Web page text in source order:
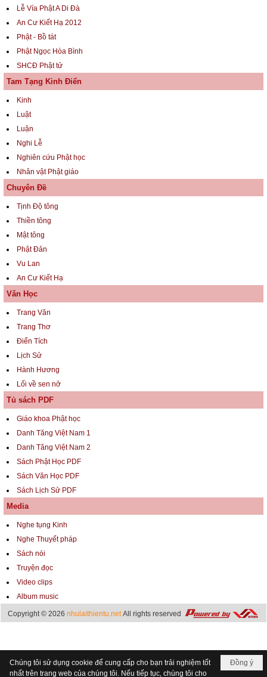
Lễ Vía Phật A Di Đà
An Cư Kiết Hạ 2012
Phật - Bồ tát
Phật Ngọc Hòa Bình
SHCĐ Phật tử
Tam Tạng Kinh Điển
Kinh
Luật
Luận
Nghi Lễ
Nghiên cứu Phật học
Nhân vật Phật giáo
Chuyên Đề
Tịnh Độ tông
Thiền tông
Mật tông
Phật Đản
Vu Lan
An Cư Kiết Hạ
Văn Học
Trang Văn
Trang Thơ
Điển Tích
Lịch Sử
Hành Hương
Lối về sen nở
Tủ sách PDF
Giáo khoa Phật học
Danh Tăng Việt Nam 1
Danh Tăng Việt Nam 2
Sách Phật Học PDF
Sách Văn Học PDF
Sách Lịch Sử PDF
Media
Nghe tụng Kinh
Nghe Thuyết pháp
Sách nói
Truyện đọc
Video clips
Album music
Copyright © 2026 nhulaithientu.netAll rights reserved
Đồng ý
Chúng tôi sử dụng cookie để cung cấp cho bạn trải nghiệm tốt
nhất trên trang web của chúng tôi. Nếu tiếp tục, chúng tôi cho